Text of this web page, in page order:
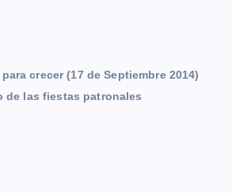
crecer (17 de Septiembre 2014)
de las fiestas patronales